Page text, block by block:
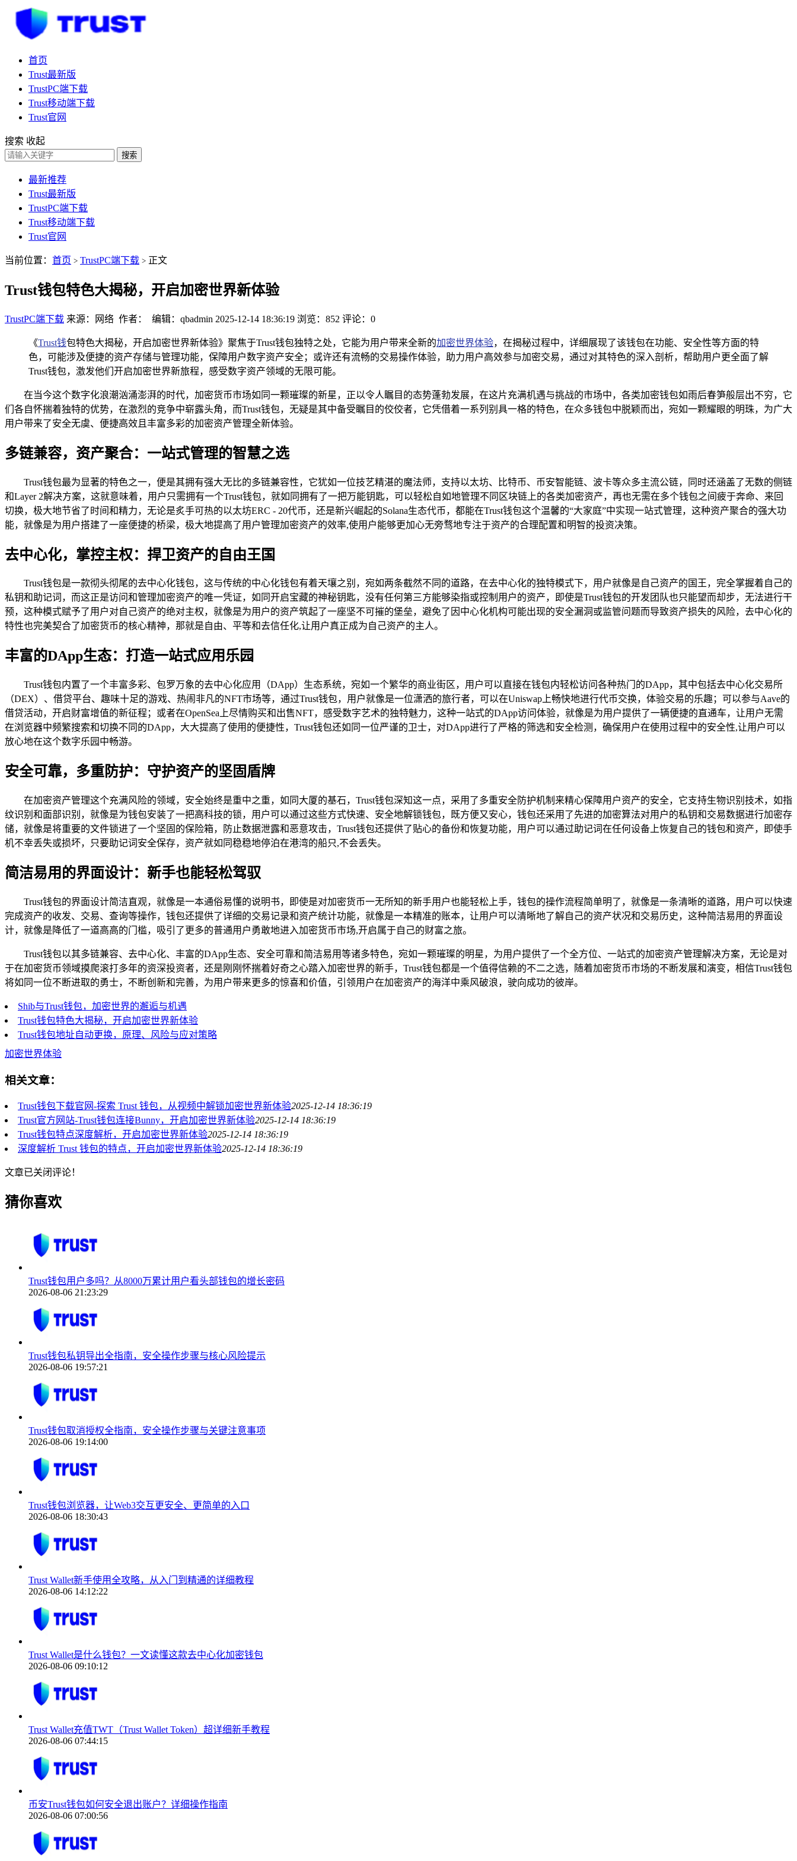
首页
Trust最新版
TrustPC端下载
Trust移动端下载
Trust官网
搜索 收起
搜索
最新推荐
Trust最新版
TrustPC端下载
Trust移动端下载
Trust官网
当前位置： 首页 > TrustPC端下载 > 正文
Trust钱包特色大揭秘，开启加密世界新体验
TrustPC端下载 来源：网络 作者： 编辑：qbadmin 2025-12-14 18:36:19 浏览：852 评论：0
《Trust钱包特色大揭秘，开启加密世界新体验》聚焦于Trust钱包独特之处，它能为用户带来全新的加密世界体验，在揭秘过程中，详细展现了该钱包在功能、安全性等方面的特
色，可能涉及便捷的资产存储与管理功能，保障用户数字资产安全；或许还有流畅的交易操作体验，助力用户高效参与加密交易，通过对其特色的深入剖析，帮助用户更全面了解
Trust钱包，激发他们开启加密世界新旅程，感受数字资产领域的无限可能。
在当今这个数字化浪潮汹涌澎湃的时代，加密货币市场如同一颗璀璨的新星，正以令人瞩目的态势蓬勃发展，在这片充满机遇与挑战的市场中，各类加密钱包如雨后春笋般层出不穷，它
们各自怀揣着独特的优势，在激烈的竞争中崭露头角，而Trust钱包，无疑是其中备受瞩目的佼佼者，它凭借着一系列别具一格的特色，在众多钱包中脱颖而出，宛如一颗耀眼的明珠，为广大
用户带来了安全无虞、便捷高效且丰富多彩的加密资产管理全新体验。
多链兼容，资产聚合：一站式管理的智慧之选
Trust钱包最为显著的特色之一，便是其拥有强大无比的多链兼容性，它犹如一位技艺精湛的魔法师，支持以太坊、比特币、币安智能链、波卡等众多主流公链，同时还涵盖了无数的侧链
和Layer 2解决方案，这就意味着，用户只需拥有一个Trust钱包，就如同拥有了一把万能钥匙，可以轻松自如地管理不同区块链上的各类加密资产，再也无需在多个钱包之间疲于奔命、来回
切换，极大地节省了时间和精力，无论是炙手可热的以太坊ERC - 20代币，还是新兴崛起的Solana生态代币，都能在Trust钱包这个温馨的“大家庭”中实现一站式管理，这种资产聚合的强大功
能，就像是为用户搭建了一座便捷的桥梁，极大地提高了用户管理加密资产的效率,使用户能够更加心无旁骛地专注于资产的合理配置和明智的投资决策。
去中心化，掌控主权：捍卫资产的自由王国
Trust钱包是一款彻头彻尾的去中心化钱包，这与传统的中心化钱包有着天壤之别，宛如两条截然不同的道路，在去中心化的独特模式下，用户就像是自己资产的国王，完全掌握着自己的
私钥和助记词，而这正是访问和管理加密资产的唯一凭证，如同开启宝藏的神秘钥匙，没有任何第三方能够染指或控制用户的资产，即使是Trust钱包的开发团队也只能望而却步，无法进行干
预，这种模式赋予了用户对自己资产的绝对主权，就像是为用户的资产筑起了一座坚不可摧的堡垒，避免了因中心化机构可能出现的安全漏洞或监管问题而导致资产损失的风险，去中心化的
特性也完美契合了加密货币的核心精神，那就是自由、平等和去信任化,让用户真正成为自己资产的主人。
丰富的DApp生态：打造一站式应用乐园
Trust钱包内置了一个丰富多彩、包罗万象的去中心化应用（DApp）生态系统，宛如一个繁华的商业街区，用户可以直接在钱包内轻松访问各种热门的DApp，其中包括去中心化交易所
（DEX）、借贷平台、趣味十足的游戏、热闹非凡的NFT市场等，通过Trust钱包，用户就像是一位潇洒的旅行者，可以在Uniswap上畅快地进行代币交换，体验交易的乐趣；可以参与Aave的
借贷活动，开启财富增值的新征程；或者在OpenSea上尽情购买和出售NFT，感受数字艺术的独特魅力，这种一站式的DApp访问体验，就像是为用户提供了一辆便捷的直通车，让用户无需
在浏览器中频繁搜索和切换不同的DApp，大大提高了使用的便捷性，Trust钱包还如同一位严谨的卫士，对DApp进行了严格的筛选和安全检测，确保用户在使用过程中的安全性,让用户可以
放心地在这个数字乐园中畅游。
安全可靠，多重防护：守护资产的坚固盾牌
在加密资产管理这个充满风险的领域，安全始终是重中之重，如同大厦的基石，Trust钱包深知这一点，采用了多重安全防护机制来精心保障用户资产的安全，它支持生物识别技术，如指
纹识别和面部识别，就像是为钱包安装了一把高科技的锁，用户可以通过这些方式快速、安全地解锁钱包，既方便又安心，钱包还采用了先进的加密算法对用户的私钥和交易数据进行加密存
储，就像是将重要的文件锁进了一个坚固的保险箱，防止数据泄露和恶意攻击，Trust钱包还提供了贴心的备份和恢复功能，用户可以通过助记词在任何设备上恢复自己的钱包和资产，即使手
机不幸丢失或损坏，只要助记词安全保存，资产就如同稳稳地停泊在港湾的船只,不会丢失。
简洁易用的界面设计：新手也能轻松驾驭
Trust钱包的界面设计简洁直观，就像是一本通俗易懂的说明书，即使是对加密货币一无所知的新手用户也能轻松上手，钱包的操作流程简单明了，就像是一条清晰的道路，用户可以快速
完成资产的收发、交易、查询等操作，钱包还提供了详细的交易记录和资产统计功能，就像是一本精准的账本，让用户可以清晰地了解自己的资产状况和交易历史，这种简洁易用的界面设
计，就像是降低了一道高高的门槛，吸引了更多的普通用户勇敢地进入加密货币市场,开启属于自己的财富之旅。
Trust钱包以其多链兼容、去中心化、丰富的DApp生态、安全可靠和简洁易用等诸多特色，宛如一颗璀璨的明星，为用户提供了一个全方位、一站式的加密资产管理解决方案，无论是对
于在加密货币领域摸爬滚打多年的资深投资者，还是刚刚怀揣着好奇之心踏入加密世界的新手，Trust钱包都是一个值得信赖的不二之选，随着加密货币市场的不断发展和演变，相信Trust钱包
将如同一位不断进取的勇士，不断创新和完善，为用户带来更多的惊喜和价值，引领用户在加密资产的海洋中乘风破浪，驶向成功的彼岸。
Shib与Trust钱包，加密世界的邂逅与机遇
Trust钱包特色大揭秘，开启加密世界新体验
Trust钱包地址自动更换，原理、风险与应对策略
加密世界体验
相关文章：
Trust钱包下载官网-探索 Trust 钱包，从视频中解锁加密世界新体验2025-12-14 18:36:19
Trust官方网站-Trust钱包连接Bunny，开启加密世界新体验2025-12-14 18:36:19
Trust钱包特点深度解析，开启加密世界新体验2025-12-14 18:36:19
深度解析 Trust 钱包的特点，开启加密世界新体验2025-12-14 18:36:19
文章已关闭评论！
猜你喜欢
Trust钱包用户多吗？从8000万累计用户看头部钱包的增长密码
2026-08-06 21:23:29
Trust钱包私钥导出全指南，安全操作步骤与核心风险提示
2026-08-06 19:57:21
Trust钱包取消授权全指南，安全操作步骤与关键注意事项
2026-08-06 19:14:00
Trust钱包浏览器，让Web3交互更安全、更简单的入口
2026-08-06 18:30:43
Trust Wallet新手使用全攻略，从入门到精通的详细教程
2026-08-06 14:12:22
Trust Wallet是什么钱包？一文读懂这款去中心化加密钱包
2026-08-06 09:10:12
Trust Wallet充值TWT（Trust Wallet Token）超详细新手教程
2026-08-06 07:44:15
币安Trust钱包如何安全退出账户？详细操作指南
2026-08-06 07:00:56